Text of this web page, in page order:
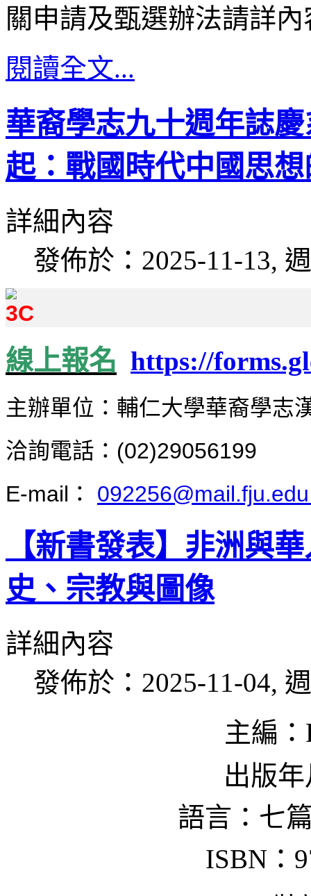
關申請及甄選辦法請詳
閱讀全文...
華裔學志九十週年誌
起：戰國時代中國思
詳細內容
發佈於：2025-11-13,
線上報名 https://
主辦單位： 輔仁大學華裔學志
洽詢電話：(02)29056199
E-mail：
【新書發表】非洲與
史、宗教與圖像
詳細內容
發佈於：2025-11-04,
主編：
出版
語言：七
ISBN：